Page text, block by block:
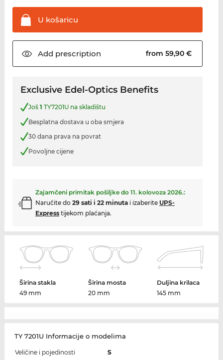
U košaricu
Add prescription from 59,90 €
Exclusive Edel-Optics Benefits
Još 1 TY7201U na skladištu
Besplatna dostava u oba smjera
30 dana prava na povrat
Povoljne cijene
Zajamčeni primitak pošiljke do 11. kolovoza 2026.:
Naručite do 29 sati i 22 minutai izaberite UPS-
Expresstijekom plaćanja.
Širina stakla
49 mm
Širina mosta
20 mm
Duljina krilaca
145 mm
TY 7201U Informacije o modelima
Veličine i pojedinosti
S